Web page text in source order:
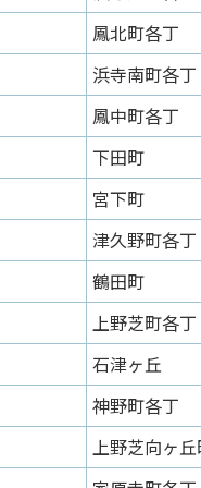
鳳北町各丁
浜寺南町各丁
鳳中町各丁
下田町
宮下町
津久野町各丁
鶴田町
上野芝町各丁
石津ヶ丘
神野町各丁
上野芝向ヶ